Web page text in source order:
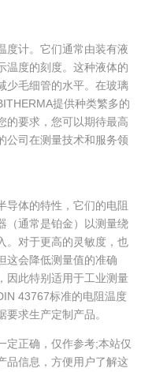
度计。它们通常由装有液
温度的刻度。这种液体的
少毛细管的水平。在玻璃
提供种类繁多的
的要求，您可以期待最高
公司在测量技术和服务领
导体的特性，它们的电阻
（通常是铂金）以测量绕
。对于更高的灵敏度，也
这会降低测量值的准确
因此特别适用于工业测量
43767标准的电阻温度
求生产定制产品。
定正确，仅作参考;本站仅
品信息，方便用户了解这